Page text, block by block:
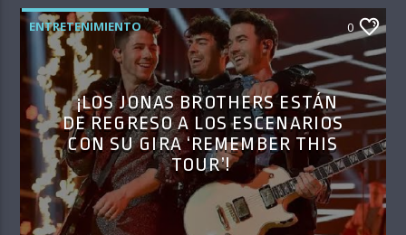
ENTRETENIMIENTO 0
¡LOS JONAS BROTHERS ESTÁN
DE REGRESO A LOS ESCENARIOS
CON SU GIRA ‘REMEMBER THIS
TOUR’!